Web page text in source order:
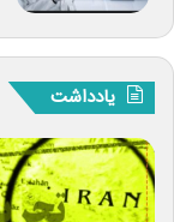
یادداشت